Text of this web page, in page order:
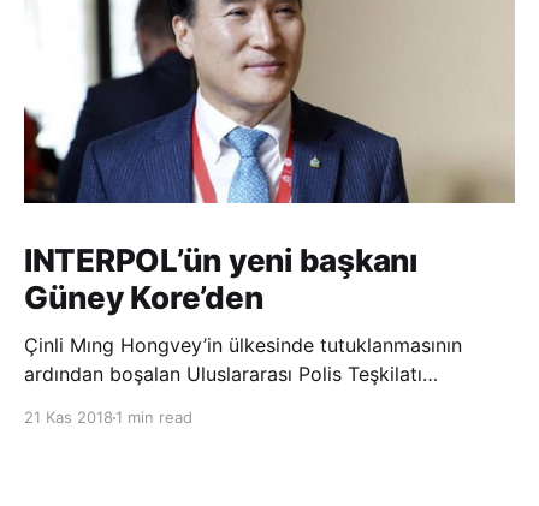
INTERPOL’ün yeni başkanı
Güney Kore’den
Çinli Mıng Hongvey’in ülkesinde tutuklanmasının
ardından boşalan Uluslararası Polis Teşkilatı
21 Kas 2018 1 min read